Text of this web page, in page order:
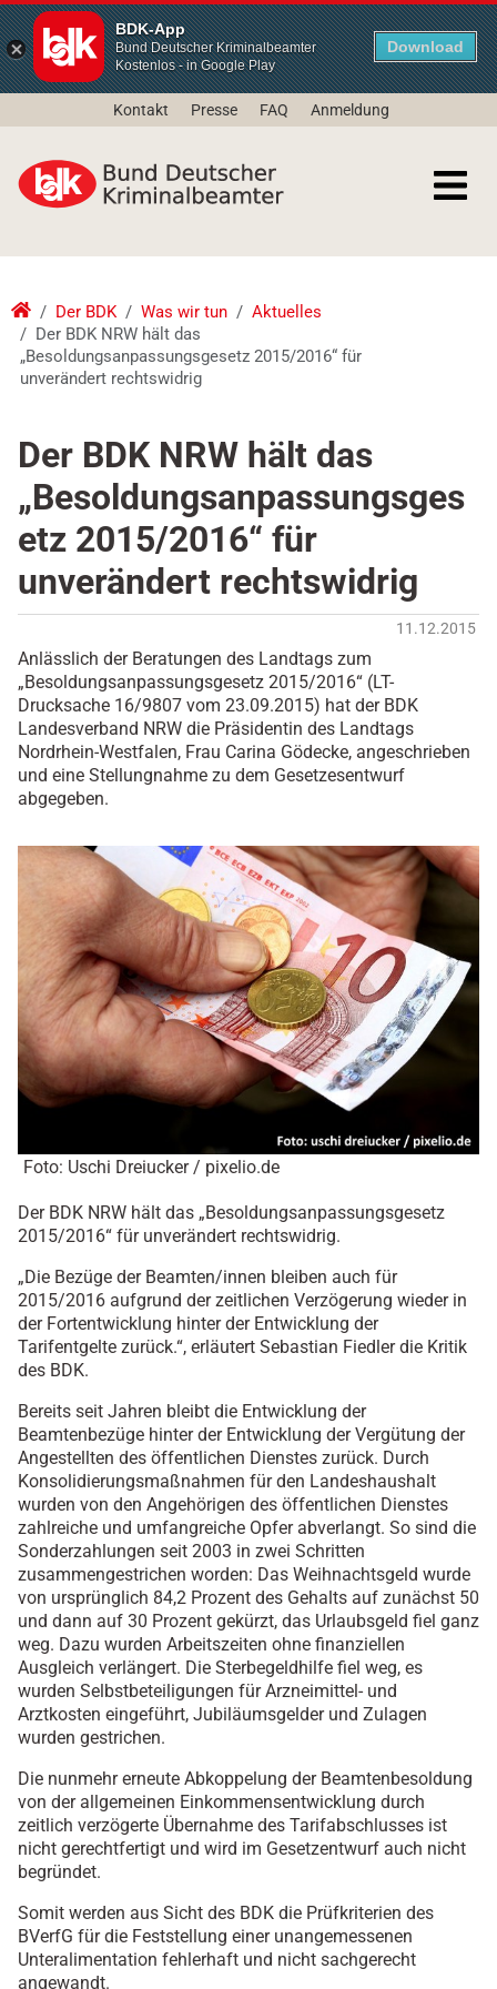
BDK-App
Bund Deutscher Kriminalbeamter
Kostenlos - in Google Play
Download
Kontakt Presse FAQ Anmeldung
Der BDK Was wir tun
Aktuelles
Der BDK NRW hält das
„Besoldungsanpassungsgesetz 2015/2016“ für
unverändert rechtswidrig
Der BDK NRW hält das
„Besoldungsanpassungsges
etz 2015/2016“ für
unverändert rechtswidrig
11.12.2015
Anlässlich der Beratungen des Landtags zum
„Besoldungsanpassungsgesetz 2015/2016“ (LT-
Drucksache 16/9807 vom 23.09.2015) hat der BDK
Landesverband NRW die Präsidentin des Landtags
Nordrhein-Westfalen, Frau Carina Gödecke, angeschrieben
und eine Stellungnahme zu dem Gesetzesentwurf
abgegeben.
Foto: Uschi Dreiucker / pixelio.de
Der BDK NRW hält das „Besoldungsanpassungsgesetz
2015/2016“ für unverändert rechtswidrig.
„Die Bezüge der Beamten/innen bleiben auch für
2015/2016 aufgrund der zeitlichen Verzögerung wieder in
der Fortentwicklung hinter der Entwicklung der
Tarifentgelte zurück.“, erläutert Sebastian Fiedler die Kritik
des BDK.
Bereits seit Jahren bleibt die Entwicklung der
Beamtenbezüge hinter der Entwicklung der Vergütung der
Angestellten des öffentlichen Dienstes zurück. Durch
Konsolidierungsmaßnahmen für den Landeshaushalt
wurden von den Angehörigen des öffentlichen Dienstes
zahlreiche und umfangreiche Opfer abverlangt. So sind die
Sonderzahlungen seit 2003 in zwei Schritten
zusammengestrichen worden: Das Weihnachtsgeld wurde
von ursprünglich 84,2 Prozent des Gehalts auf zunächst 50
und dann auf 30 Prozent gekürzt, das Urlaubsgeld fiel ganz
weg. Dazu wurden Arbeitszeiten ohne finanziellen
Ausgleich verlängert. Die Sterbegeldhilfe fiel weg, es
wurden Selbstbeteiligungen für Arzneimittel- und
Arztkosten eingeführt, Jubiläumsgelder und Zulagen
wurden gestrichen.
Die nunmehr erneute Abkoppelung der Beamtenbesoldung
von der allgemeinen Einkommensentwicklung durch
zeitlich verzögerte Übernahme des Tarifabschlusses ist
nicht gerechtfertigt und wird im Gesetzentwurf auch nicht
begründet.
Somit werden aus Sicht des BDK die Prüfkriterien des
BVerfG für die Feststellung einer unangemessenen
Unteralimentation fehlerhaft und nicht sachgerecht
angewandt.